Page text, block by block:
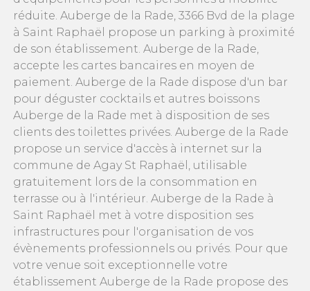
réduite. Auberge de la Rade, 3366 Bvd de la plage
à Saint Raphaël propose un parking à proximité
de son établissement. Auberge de la Rade,
accepte les cartes bancaires en moyen de
paiement. Auberge de la Rade dispose d'un bar
pour déguster cocktails et autres boissons
Auberge de la Rade met à disposition de ses
clients des toilettes privées. Auberge de la Rade
propose un service d'accès à internet sur la
commune de Agay St Raphaël, utilisable
gratuitement lors de la consommation en
terrasse ou à l'intérieur. Auberge de la Rade à
Saint Raphaël met à votre disposition ses
infrastructures pour l'organisation de vos
évènements professionnels ou privés. Pour que
votre venue soit exceptionnelle votre
établissement Auberge de la Rade propose des